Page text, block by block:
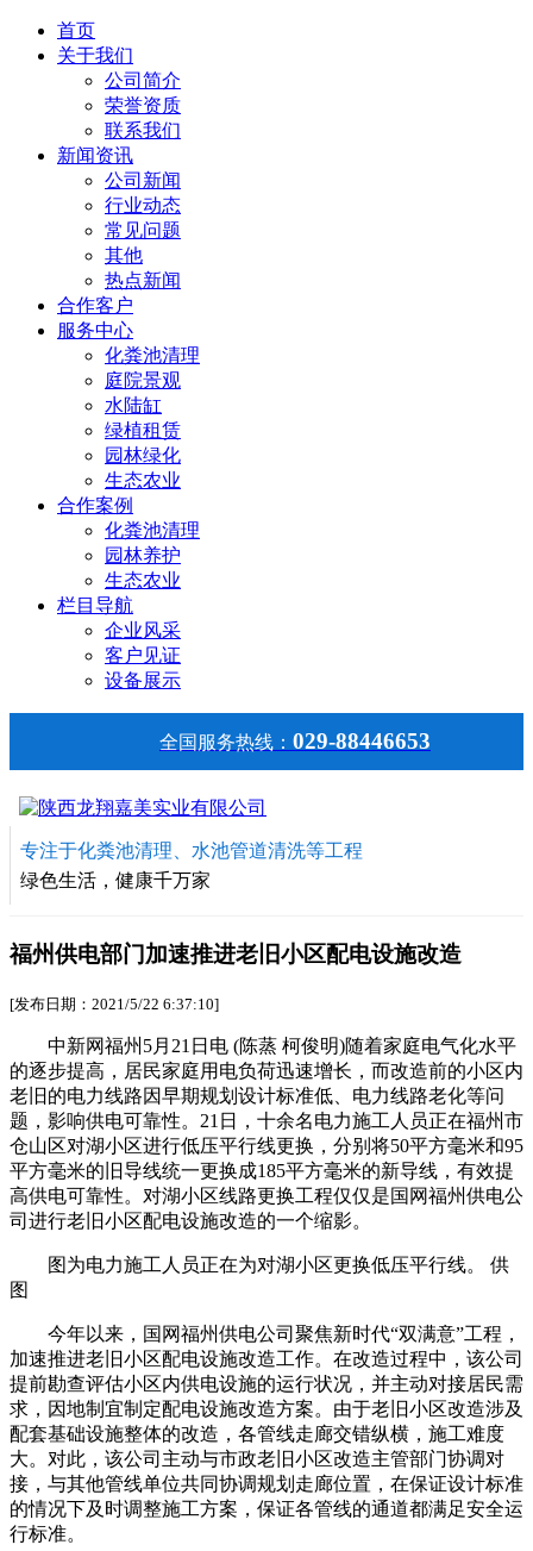
首页
关于我们
公司简介
荣誉资质
联系我们
新闻资讯
公司新闻
行业动态
常见问题
其他
热点新闻
合作客户
服务中心
化粪池清理
庭院景观
水陆缸
绿植租赁
园林绿化
生态农业
合作案例
化粪池清理
园林养护
生态农业
栏目导航
企业风采
客户见证
设备展示
全国服务热线： 029-88446653
专注于化粪池清理、水池管道清洗等工程
绿色生活，健康千万家
福州供电部门加速推进老旧小区配电设施改造
[发布日期：2021/5/22 6:37:10]
中新网福州5月21日电 (陈蒸 柯俊明)随着家庭电气化水平
的逐步提高，居民家庭用电负荷迅速增长，而改造前的小区内
老旧的电力线路因早期规划设计标准低、电力线路老化等问
题，影响供电可靠性。21日，十余名电力施工人员正在福州市
仓山区对湖小区进行低压平行线更换，分别将50平方毫米和95
平方毫米的旧导线统一更换成185平方毫米的新导线，有效提
高供电可靠性。对湖小区线路更换工程仅仅是国网福州供电公
司进行老旧小区配电设施改造的一个缩影。
图为电力施工人员正在为对湖小区更换低压平行线。 供
图
今年以来，国网福州供电公司聚焦新时代“双满意”工程，
加速推进老旧小区配电设施改造工作。在改造过程中，该公司
提前勘查评估小区内供电设施的运行状况，并主动对接居民需
求，因地制宜制定配电设施改造方案。由于老旧小区改造涉及
配套基础设施整体的改造，各管线走廊交错纵横，施工难度
大。对此，该公司主动与市政老旧小区改造主管部门协调对
接，与其他管线单位共同协调规划走廊位置，在保证设计标准
的情况下及时调整施工方案，保证各管线的通道都满足安全运
行标准。